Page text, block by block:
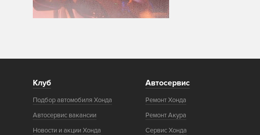
Клуб
Подбор автомобиля Хонда
Автосервис вакансии
Новости и акции Хонда
Автосервис
Ремонт Хонда
Ремонт Акура
Сервис Хонда